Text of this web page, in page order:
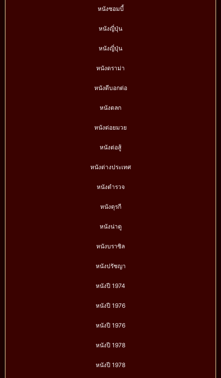
หนังซอมบี้
หนังญี่ปุ่น
หนังญี่ปุ่น
หนังดราม่า
หนังดีบอกต่อ
หนังตลก
หนังต่อยมวย
หนังต่อสู้
หนังต่างประเทศ
หนังตำรวจ
หนังตุรกี
หนังน่าดู
หนังบราซิล
หนังปรัชญา
หนังปี 1974
หนังปี 1976
หนังปี 1976
หนังปี 1978
หนังปี 1978